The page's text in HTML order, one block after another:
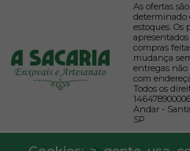
As ofertas
determinado
estoques. Os
compras
mudança
entregas
com
Todos os
Andar -
SP.